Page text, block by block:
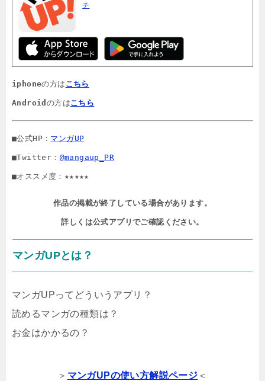
チ
iphoneの方は こちら
Android の方はこちら
■公式HP： マンガUP
■Twitter： @mangaup_PR
■オススメ度：★★★★★
作品の掲載が終了している場合があります。
詳しくは公式アプリでご確認ください。
マンガUPとは？
マンガUPってどういうアプリ？
読めるマンガの種類は？
お金はかかるの？
＞ マンガUPの使い方解説ページ ＜